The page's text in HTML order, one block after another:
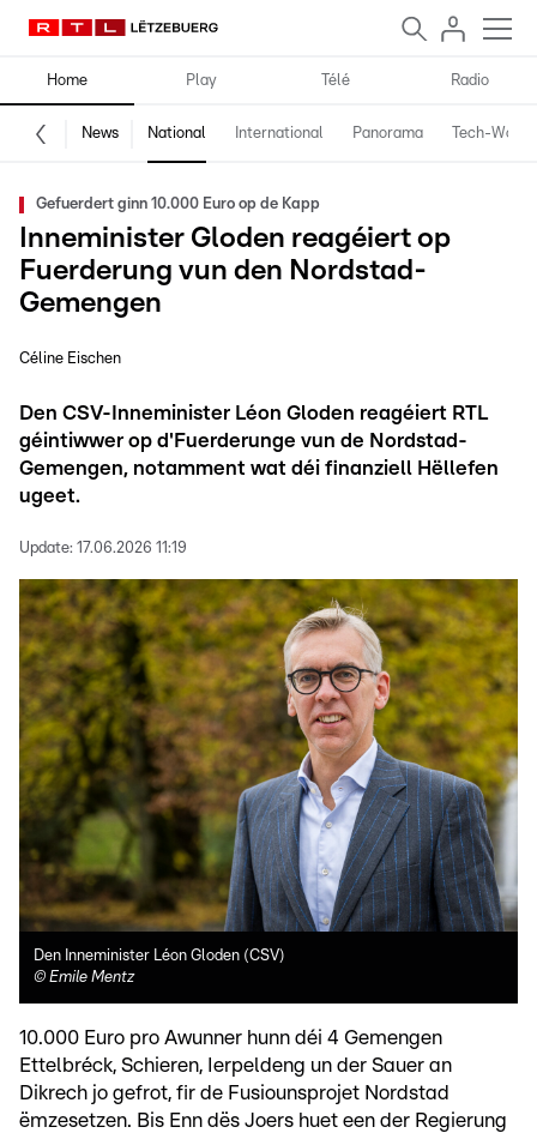
Home Play Télé Radio
News National International Panorama Tech-World
Gefuerdert ginn 10.000 Euro op de Kapp
Inneminister Gloden reagéiert op
Fuerderung vun den Nordstad-
Gemengen
Céline Eischen
Den CSV-Inneminister Léon Gloden reagéiert RTL
géintiwwer op d'Fuerderunge vun de Nordstad-
Gemengen, notamment wat déi finanziell Hëllefen
ugeet.
Update: 17.06.2026 11:19
Den Inneminister Léon Gloden (CSV)
© Emile Mentz
10.000 Euro pro Awunner hunn déi 4 Gemengen
Ettelbréck, Schieren, Ierpeldeng un der Sauer an
Dikrech jo gefrot, fir de Fusiounsprojet Nordstad
ëmzesetzen. Bis Enn dës Joers huet een der Regierung